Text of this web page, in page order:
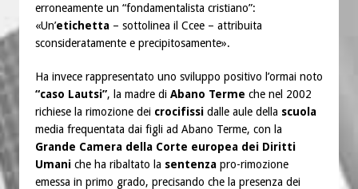
erroneamente un “fondamentalista cristiano”:
«Un’etichetta – sottolinea il Ccee – attribuita
sconsideratamente e precipitosamente».
Ha invece rappresentato uno sviluppo positivo l’ormai noto
“caso Lautsi”, la madre di Abano Terme che nel 2002
richiese la rimozione dei crocifissi dalle aule della scuola
media frequentata dai figli ad Abano Terme, con la
Grande Camera della Corte europea dei Diritti
Umani che ha ribaltato la sentenza pro-rimozione
emessa in primo grado, precisando che la presenza dei